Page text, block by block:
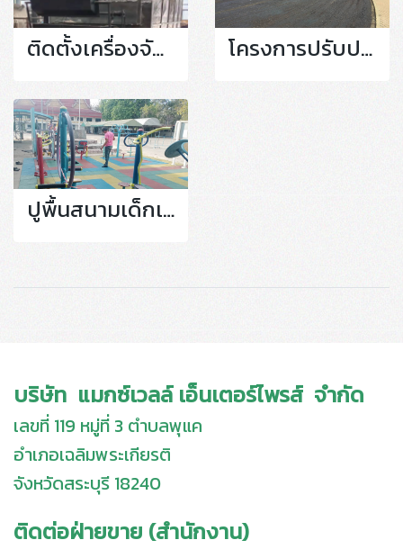
ติดตั้งเครื่องจักร โครงการปรับปรุง สนามฟุตบอลและพื้นผิวลู่กรีฑา
ปูพื้นสนามเด็กเล่น
บริษัท แมกซ์เวลล์ เอ็นเตอร์ไพรส์ จำกัด
เลขที่ 119 หมู่ที่ 3 ตำบลพุแค
อำเภอเฉลิมพระเกียรติ
จังหวัดสระบุรี 18240
ติดต่อฝ่ายขาย (สำนักงาน)